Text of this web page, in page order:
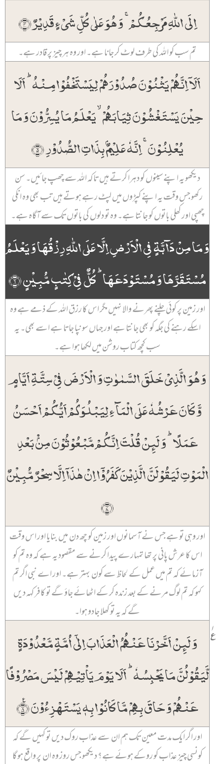
اِلَی اللّٰہِ مَرۡجِعُکُمۡ ۚ وَ ہُوَ عَلٰی کُلِّ شَیۡءٍ قَدِیۡرٌ ﴿۴﴾
تم سب کو اللہ کی طرف لوٹ کر جانا ہے۔ اور وہ ہر چیز پر قادر ہے۔
اَلَاۤ اِنَّہُمۡ یَثۡنُوۡنَ صُدُوۡرَہُمۡ لِیَسۡتَخۡفُوۡا مِنۡہُ ؕ اَلَا
حِیۡنَ یَسۡتَغۡشُوۡنَ ثِیَابَہُمۡ ۙ یَعۡلَمُ مَا یُسِرُّوۡنَ وَ مَا
یُعۡلِنُوۡنَ ۚ اِنَّہٗ عَلِیۡمٌۢ بِذَاتِ الصُّدُوۡرِ ﴿۵﴾
دیکھو یہ اپنے سینوں کو دہرا کرتے ہیں تاکہ اللہ سے چھپ جائیں۔ سن
رکھو جس وقت یہ اپنے کپڑوں میں لپٹ رہے ہوتے ہیں تب بھی وہ انکی
چھپی اور کھلی باتوں کو جانتا ہے۔ وہ تو دلوں کی باتوں تک سے آگاہ ہے۔
وَ مَا مِنۡ دَآبَّۃٍ فِی الۡاَرۡضِ اِلَّا عَلَی اللّٰہِ رِزۡقُہَا وَ یَعۡلَمُ
مُسۡتَقَرَّہَا وَ مُسۡتَوۡدَعَہَا ؕ کُلٌّ فِیۡ کِتٰبٍ مُّبِیۡنٍ ﴿۶﴾
اور زمین پر کوئی چلنے پھرنے والا نہیں مگر اس کا رزق اللہ کے ذمے ہے وہ
اسکے رہنے کی جگہ کو بھی جانتا ہے اور جہاں سونپا جاتا ہے اسے بھی۔ یہ
سب کچھ کتاب روشن میں لکھا ہوا ہے۔
وَ ہُوَ الَّذِیۡ خَلَقَ السَّمٰوٰتِ وَ الۡاَرۡضَ فِیۡ سِتَّۃِ اَیَّامٍ
وَّ کَانَ عَرۡشُہٗ عَلَی الۡمَآءِ لِیَبۡلُوَکُمۡ اَیُّکُمۡ اَحۡسَنُ
عَمَلًا ؕ وَ لَئِنۡ قُلۡتَ اِنَّکُمۡ مَّبۡعُوۡثُوۡنَ مِنۡۢ بَعۡدِ
الۡمَوۡتِ لَیَقُوۡلَنَّ الَّذِیۡنَ کَفَرُوۡۤا اِنۡ ہٰذَاۤ اِلَّا سِحۡرٌ مُّبِیۡنٌ
﴿۷﴾
اور وہی تو ہے جس نے آسمانوں اور زمین کو چھ دن میں بنایا اور اس وقت
اس کا عرش پانی پر تھا تمہارے پیدا کرنے سے مقصود یہ ہے کہ وہ تم کو
آزمائے کہ تم میں عمل کے لحاظ سے کون بہتر ہے۔ اور اے نبی اگر تم
کہو کہ تم لوگ مرنے کے بعد زندہ کر کے اٹھائے جاؤ گے تو کافر کہہ دیں
گے کہ یہ تو کھلا جادو ہوا۔
وَ لَئِنۡ اَخَّرۡنَا عَنۡہُمُ الۡعَذَابَ اِلٰۤی اُمَّۃٍ مَّعۡدُوۡدَۃٍ
لَّیَقُوۡلُنَّ مَا یَحۡبِسُہٗ ؕ اَلَا یَوۡمَ یَاۡتِیۡہِمۡ لَیۡسَ مَصۡرُوۡفًا
عَنۡہُمۡ وَ حَاقَ بِہِمۡ مَّا کَانُوۡا بِہٖ یَسۡتَہۡزِءُوۡنَ ٪﴿۸﴾
۱
اور اگر ایک مدت معین تک ہم ان سے عذاب روک دیں تو کہیں گے کہ
کونسی چیز عذاب کو روکے ہوئے ہے؟ دیکھو جس روز وہ ان پر واقع ہو گا